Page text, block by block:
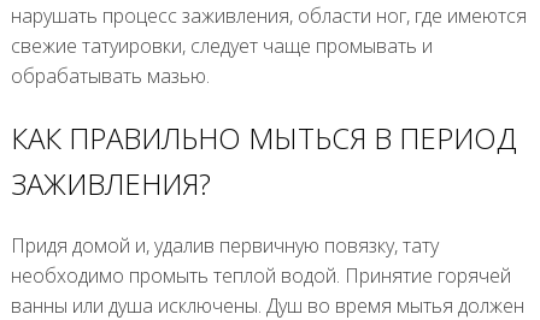
нарушать процесс заживления, области ног, где имеются
свежие татуировки, следует чаще промывать и
обрабатывать мазью.
КАК ПРАВИЛЬНО МЫТЬСЯ В ПЕРИОД
ЗАЖИВЛЕНИЯ?
Придя домой и, удалив первичную повязку, тату
необходимо промыть теплой водой. Принятие горячей
ванны или душа исключены. Душ во время мытья должен